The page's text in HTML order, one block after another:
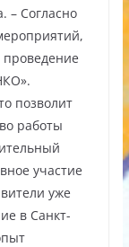
– Согласно
позволит
работы
участие
уже
в Санкт-